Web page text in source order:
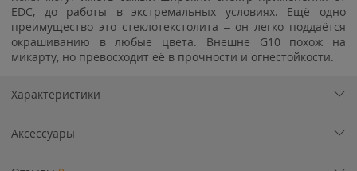
EDC, до работы в экстремальных условиях. Ещё одно
преимущество это стеклотекстолита – он легко поддаётся
окрашиванию в любые цвета. Внешне G10 похож на
микарту, но превосходит её в прочности и огнестойкости.
Характеристики
Аксессуары